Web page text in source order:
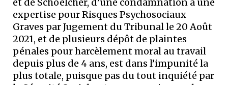
expertise pour Risques Psychosociaux
Graves par Jugement du Tribunal le 20 Août
2021, et de plusieurs dépôt de plaintes
pénales pour harcèlement moral au travail
depuis plus de 4 ans, est dans l’impunité la
plus totale, puisque pas du tout inquiété par